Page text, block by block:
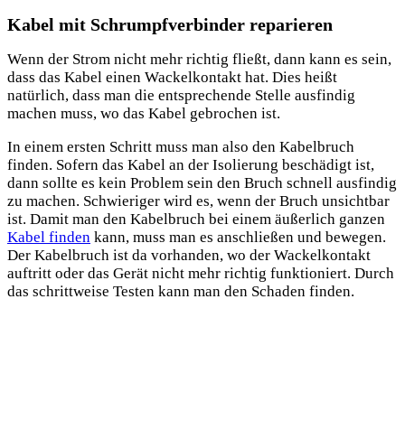
Kabel mit Schrumpfverbinder reparieren
Wenn der Strom nicht mehr richtig fließt, dann kann es sein,
dass das Kabel einen Wackelkontakt hat. Dies heißt
natürlich, dass man die entsprechende Stelle ausfindig
machen muss, wo das Kabel gebrochen ist.
In einem ersten Schritt muss man also den Kabelbruch
finden. Sofern das Kabel an der Isolierung beschädigt ist,
dann sollte es kein Problem sein den Bruch schnell ausfindig
zu machen. Schwieriger wird es, wenn der Bruch unsichtbar
ist. Damit man den Kabelbruch bei einem äußerlich ganzen
Kabel finden kann, muss man es anschließen und bewegen.
Der Kabelbruch ist da vorhanden, wo der Wackelkontakt
auftritt oder das Gerät nicht mehr richtig funktioniert. Durch
das schrittweise Testen kann man den Schaden finden.